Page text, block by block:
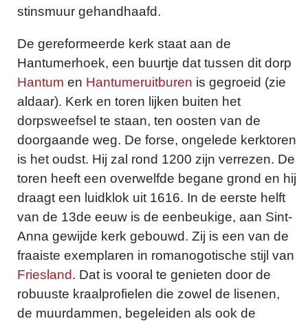
stinsmuur gehandhaafd.
De gereformeerde kerk staat aan de
Hantumerhoek, een buurtje dat tussen dit dorp
Hantum en Hantumeruitburen is gegroeid (zie
aldaar). Kerk en toren lijken buiten het
dorpsweefsel te staan, ten oosten van de
doorgaande weg. De forse, ongelede kerktoren
is het oudst. Hij zal rond 1200 zijn verrezen. De
toren heeft een overwelfde begane grond en hij
draagt een luidklok uit 1616. In de eerste helft
van de 13de eeuw is de eenbeukige, aan Sint-
Anna gewijde kerk gebouwd. Zij is een van de
fraaiste exemplaren in romanogotische stijl van
Friesland. Dat is vooral te genieten door de
robuuste kraalprofielen die zowel de lisenen,
de muurdammen, begeleiden als ook de